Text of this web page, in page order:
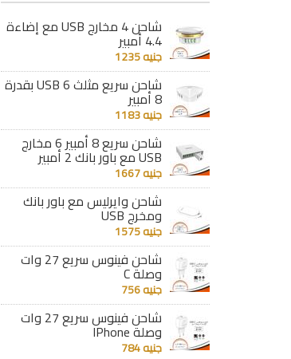
شاحن 4 مخارج USB مع إضاءة
4.4 أمبير
جنيه 1235
شاحن سريع مثلث 6 USB بقدرة
8 أمبير
جنيه 1183
شاحن سريع 8 أمبير 6 مخارج
USB مع باور بانك 2 أمبير
جنيه 1667
شاحن وايرليس مع باور بانك
ومخرج USB
جنيه 1575
شاحن فينوس سريع 27 وات
وصلة C
جنيه 756
شاحن فينوس سريع 27 وات
وصلة IPhone
جنيه 784
مفتاح باللمبة جى
فينوس فلات -اسود
خصومات مختلفه وتصاعدية
جنيه 77
تفاصيل
مفتاح 32 امبير 2 فاز
جى فينوس -اسود
J97.32A
خصومات مختلفه وتصاعدية
جنيه 475
تفاصيل